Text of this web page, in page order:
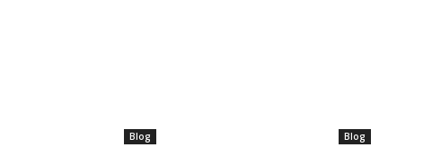
Blog Blog